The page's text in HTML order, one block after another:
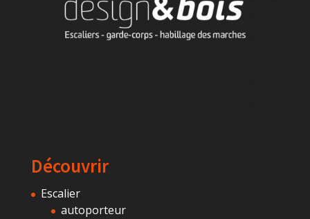
Découvrir
Escalier
autoporteur